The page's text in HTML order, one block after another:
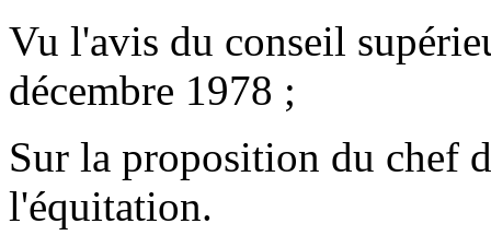
Vu l'avis du conseil
décembre 1978 ;
Sur la proposition du chef
l'équitation.